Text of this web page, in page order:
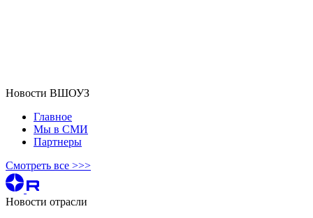
Новости ВШОУЗ
Главное
Мы в СМИ
Партнеры
Смотреть все >>>
Новости отрасли